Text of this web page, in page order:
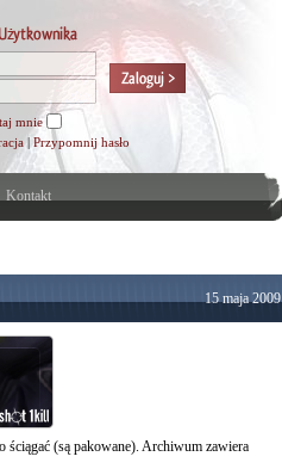
mnie
| Przypomnij hasło
Kontakt
15 maja 2009
(są pakowane). Archiwum zawiera